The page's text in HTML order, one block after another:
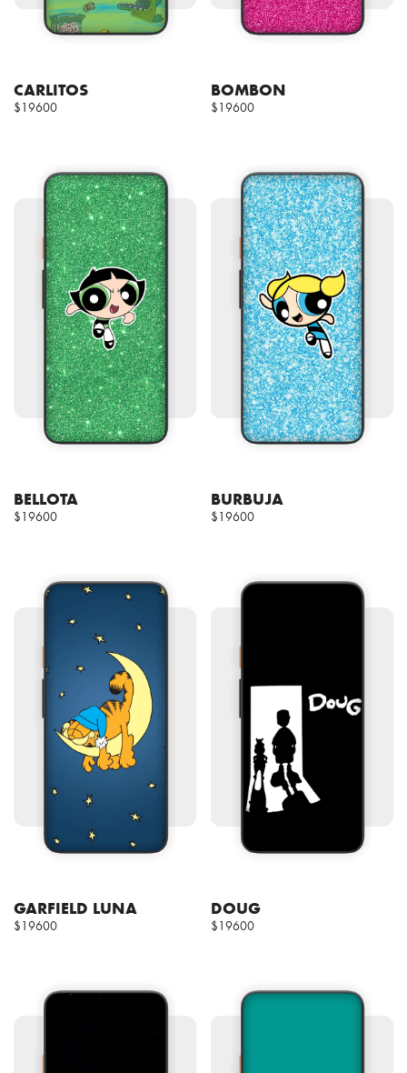
CARLITOS
$19600
BOMBON
$19600
BELLOTA
$19600
BURBUJA
$19600
GARFIELD LUNA
$19600
DOUG
$19600